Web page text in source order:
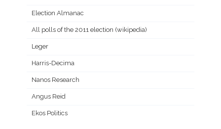
Election Almanac
All polls of the 2011 election (wikipedia)
Leger
Harris-Decima
Nanos Research
Angus Reid
Ekos Politics